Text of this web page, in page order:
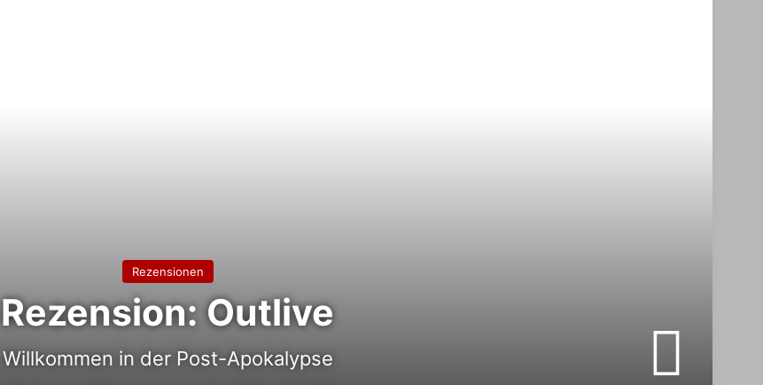
Rezensionen
Rezension: Outlive
Willkommen in der Post-Apokalypse